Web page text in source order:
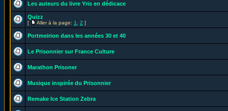
Les auteurs du livre Yris en dédicace
Quizz
[ Aller à la page: 1 2 ]
Portmeirion dans les années 30 et 40
Le Prisonnier sur France Culture
Marathon Prisoner
Musique inspirée du Prisonnier
Remake Ice Station Zebra